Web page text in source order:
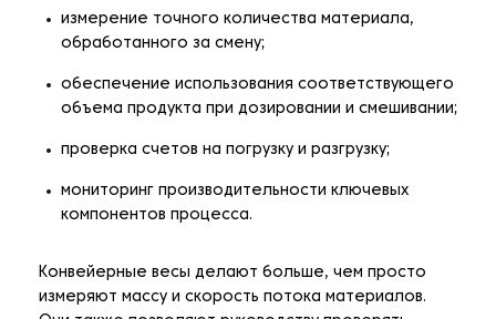
измерение точного количества материала,
обработанного за смену;
обеспечение использования соответствующего
объема продукта при дозировании и смешивании;
проверка счетов на погрузку и разгрузку;
мониторинг производительности ключевых
компонентов процесса.
Конвейерные весы делают больше, чем просто
измеряют массу и скорость потока материалов.